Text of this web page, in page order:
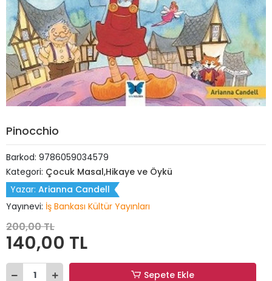
Pinocchio
Barkod: 9786059034579
Kategori: Çocuk Masal,Hikaye ve Öykü
Yazar: Arianna Candell
Yayınevi: İş Bankası Kültür Yayınları
200,00 TL
140,00 TL
Sepete Ekle